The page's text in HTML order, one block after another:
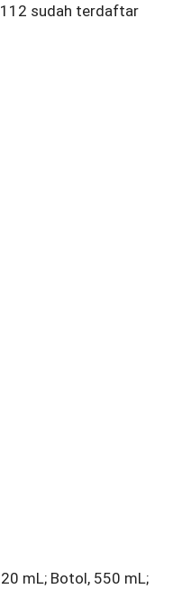
sudah terdaftar
mL; Botol, 550 mL;